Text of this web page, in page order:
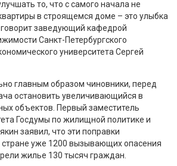
то, что с самого начала не
в строящемся доме – это улыбка
говорит заведующий кафедрой
Санкт-Петербургского
университета Сергей
главным образом чиновники, перед
остановить увеличивающийся в
объектов. Первый заместитель
Госдумы по жилищной политике и
заявил, что эти поправки
уже 1200 вызывающих опасения
жилье 130 тысяч граждан.